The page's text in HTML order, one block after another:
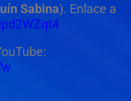
Sabina). Enlace a